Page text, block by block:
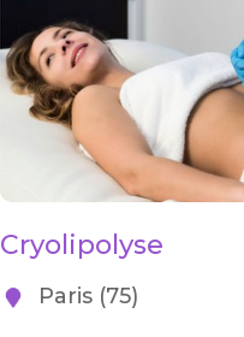
Cryolipolyse
Paris (75)